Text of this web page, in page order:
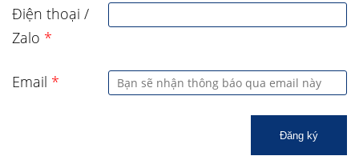
Điện thoại /
Zalo *
Email *
Đăng ký